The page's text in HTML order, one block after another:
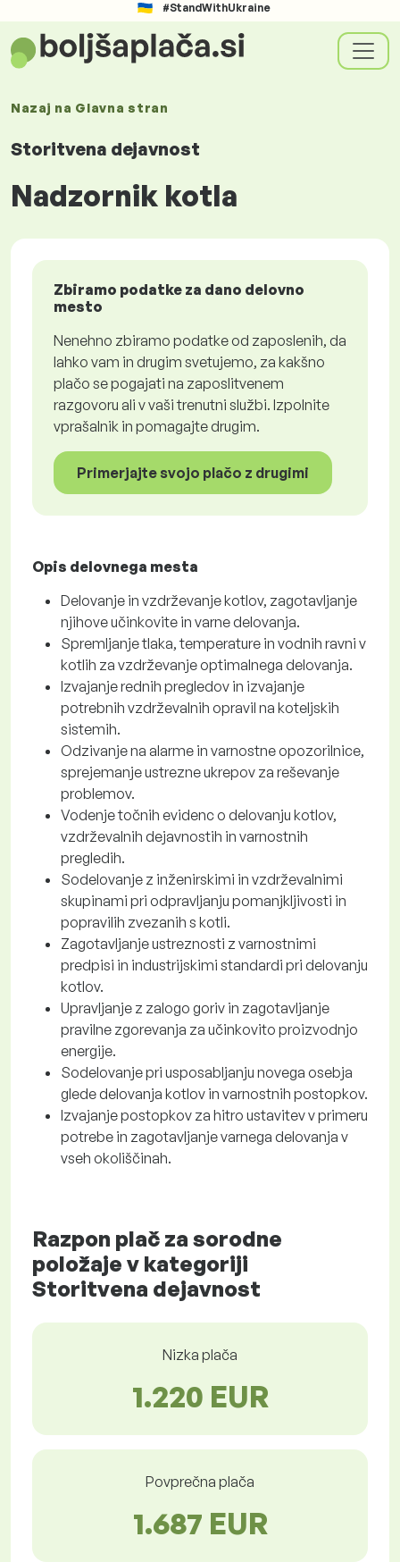
#StandWithUkraine
Nazaj na Glavna stran
Storitvena dejavnost
Nadzornik kotla
Zbiramo podatke za dano delovno
mesto
Nenehno zbiramo podatke od zaposlenih, da
lahko vam in drugim svetujemo, za kakšno
plačo se pogajati na zaposlitvenem
razgovoru ali v vaši trenutni službi. Izpolnite
vprašalnik in pomagajte drugim.
Primerjajte svojo plačo z drugimi
Opis delovnega mesta
Delovanje in vzdrževanje kotlov, zagotavljanje
njihove učinkovite in varne delovanja.
Spremljanje tlaka, temperature in vodnih ravni v
kotlih za vzdrževanje optimalnega delovanja.
Izvajanje rednih pregledov in izvajanje
potrebnih vzdrževalnih opravil na koteljskih
sistemih.
Odzivanje na alarme in varnostne opozorilnice,
sprejemanje ustrezne ukrepov za reševanje
problemov.
Vodenje točnih evidenc o delovanju kotlov,
vzdrževalnih dejavnostih in varnostnih
pregledih.
Sodelovanje z inženirskimi in vzdrževalnimi
skupinami pri odpravljanju pomanjkljivosti in
popravilih zvezanih s kotli.
Zagotavljanje ustreznosti z varnostnimi
predpisi in industrijskimi standardi pri delovanju
kotlov.
Upravljanje z zalogo goriv in zagotavljanje
pravilne zgorevanja za učinkovito proizvodnjo
energije.
Sodelovanje pri usposabljanju novega osebja
glede delovanja kotlov in varnostnih postopkov.
Izvajanje postopkov za hitro ustavitev v primeru
potrebe in zagotavljanje varnega delovanja v
vseh okoliščinah.
Razpon plač za sorodne
položaje v kategoriji
Storitvena dejavnost
Nizka plača
1.220 EUR
Povprečna plača
1.687 EUR